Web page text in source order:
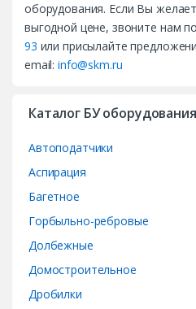
оборудования. Если Вы
выгодной цене, звоните нам
93 или присылайте
email:info@skm.ru
Каталог БУ оборудования
Автоподатчики
Аспирация
Багетное
Горбыльно-ребровые
Долбежные
Домостроительное
Дробилки